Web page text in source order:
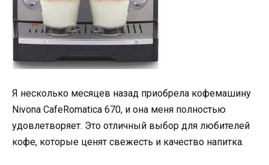
Я несколько месяцев назад приобрела кофемашину
Nivona CafeRomatica 670, и она меня полностью
удовлетворяет. Это отличный выбор для любителей
кофе, которые ценят свежесть и качество напитка.